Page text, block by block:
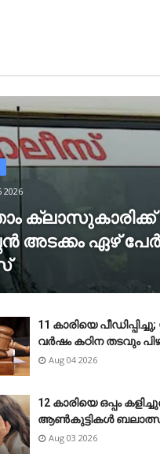
2026
ക്ലാസുകാരിക്ക്
അടക്കം ഏഴ്
11 കാരിയെ
വർഷം കഠിന തടവും
Aug 04 2026
12 കാരിയെ ഒപ്പം
ആൺകുട്ടികൾ
Aug 03 2026